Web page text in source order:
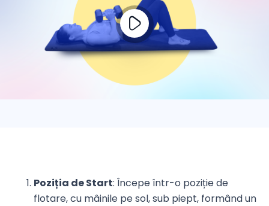
Poziția de Start: Începe într-o poziție de
flotare, cu mâinile pe sol, sub piept, formând un